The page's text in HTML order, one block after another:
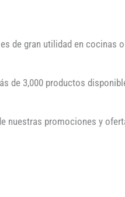
de gran utilidad en cocinas
de 3,000 productos
nuestras promociones y